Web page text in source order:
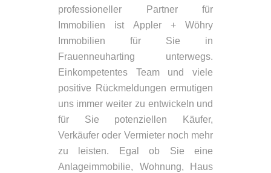
professioneller Partner für
Immobilien ist Appler + Wöhry
Immobilien für Sie in
Frauenneuharting unterwegs.
Einkompetentes Team und viele
positive Rückmeldungen ermutigen
uns immer weiter zu entwickeln und
für Sie potenziellen Käufer,
Verkäufer oder Vermieter noch mehr
zu leisten. Egal ob Sie eine
Anlageimmobilie, Wohnung, Haus